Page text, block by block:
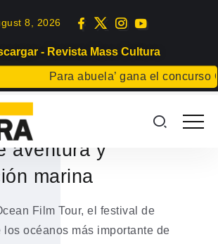
- Revista Mass Cultura
Para abuela’ gana el concurso
8, 2026
Ocean Film Tour
con lo mejor
aventura y
marina
Film Tour, el festival de
océanos más importante de